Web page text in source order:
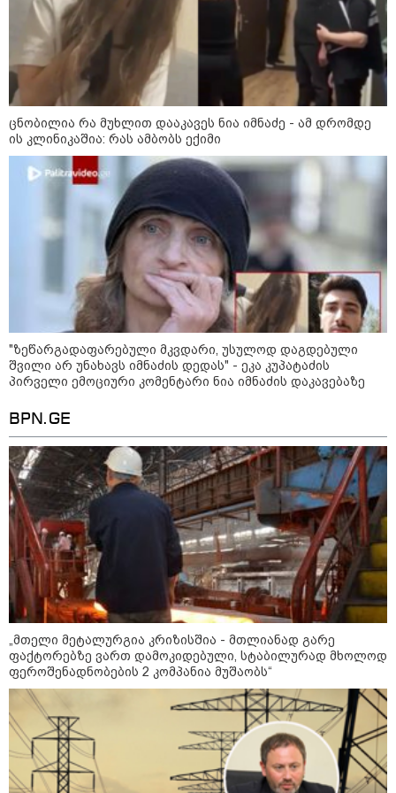
ნია იმნაძე - ამ დრომდე ის
კლინიკაშია: რას ამბობს ექიმი
"ზეწარგადაფარებული მკვდარი,
უნახავს იმნაძის დედას" - ეკა
კუპატაძის პირველი ემოციური
კომენტარი ნია იმნაძის
დაკავებაზე
"მანიაკებო, დამპლებო, შენ არ იცი
რომ ნია არაფერშუაში არაა?!" -
გიგა ავალიანის საქმეზე ნია
იმნაძეს აკავებენ
პოლიტიკა
09:19 / 06-08-2026
"რუსეთისთვის სირთულეს არ
წარმოადგენს საბოტაჟის მოწყობა,
გვაფრთხილებს - "ენგურჰესი" რუსების
ირიბი კონტროლის ქვეშაა" - ხუხაშვილი
ცნობილია რა მუხლით დააკავეს ნია იმნაძე - ამ დრომდე
ის კლინიკაშია: რას ამბობს ექიმი
"ზეწარგადაფარებული მკვდარი, უსულოდ დაგდებული
შვილი არ უნახავს იმნაძის დედას" - ეკა კუპატაძის
პირველი ემოციური კომენტარი ნია იმნაძის დაკავებაზე
BPN.GE
„მთელი მეტალურგია კრიზისშია - მთლიანად გარე
ფაქტორებზე ვართ დამოკიდებული, სტაბილურად მხოლოდ
ფეროშენადნობების 2 კომპანია მუშაობს“